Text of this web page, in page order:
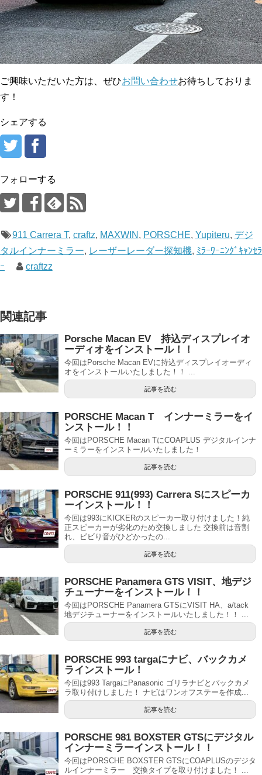
ご興味いただいた方は、ぜひお問い合わせお待ちしておりま
す！
シェアする
フォローする
911 Carrera T, craftz, MAXWIN , PORSCHE, Yupiteru, デジ
タルインナーミラー, レーザーレーダー探知機, ﾐﾗｰﾜｰﾆﾝｸﾞｷｬﾝｾﾗ
ｰ
craftzz
関連記事
Porsche Macan EV 持込ディスプレイオ
ーディオをインストール！！
今回はPorsche Macan EVに持込ディスプレイオーディ
オをインストールいたしました！！ ...
記事を読む
PORSCHE Macan T インナーミラーをイ
ンストール！！
今回はPORSCHE Macan TにCOAPLUS デジタルインナ
ーミラーをインストールいたしました！
記事を読む
PORSCHE 911(993) Carrera Sにスピーカ
ーインストール！！
今回は993にKICKERのスピーカー取り付けました！純
正スピーカーが劣化のため交換しました 交換前は音割
れ、ビビり音がひどかったの...
記事を読む
PORSCHE Panamera GTS VISIT、地デジ
チューナーをインストール！！
今回はPORSCHE Panamera GTSにVISIT HA、a/tack
地デジチューナーをインストールいたしました！！ ...
記事を読む
PORSCHE 993 targaにナビ、バックカメ
ラインストール！
今回は993 TargaにPanasonic ゴリラナビとバックカメ
ラ取り付けしました！ ナビはワンオフステーを作成...
記事を読む
PORSCHE 981 BOXSTER GTSにデジタル
インナーミラーインストール！！
今回はPORSCHE BOXSTER GTSにCOAPLUSのデジタ
ルインナーミラー 交換タイプを取り付けました！ ...